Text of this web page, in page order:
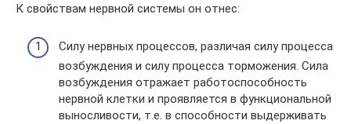
К свойствам нервной системы он отнес:
Силу нервных процессов, различая силу процесса
возбуждения и силу процесса торможения. Сила
возбуждения отражает работоспособность
нервной клетки и проявляется в функциональной
выносливости, т.е. в способности выдерживать